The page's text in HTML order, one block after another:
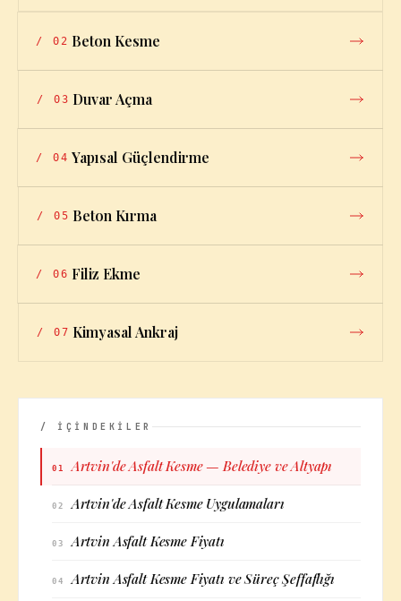
/ 02 Beton Kesme
/ 03 Duvar Açma
/ 04 Yapısal Güçlendirme
/ 05 Beton Kırma
/ 06 Filiz Ekme
/ 07 Kimyasal Ankraj
/ İÇİNDEKİLER
01 Artvin'de Asfalt Kesme — Belediye ve Altyapı
02 Artvin'de Asfalt Kesme Uygulamaları
03 Artvin Asfalt Kesme Fiyatı
04 Artvin Asfalt Kesme Fiyatı ve Süreç Şeffaflığı